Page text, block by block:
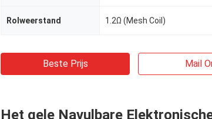
Rolweerstand 1.2Ω (Mesh Coil)
Beste Prijs Mail
Het gele Navulbare